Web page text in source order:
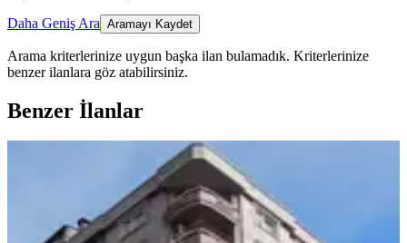
Daha Geniş Ara Aramayı Kaydet
Arama kriterlerinize uygun başka ilan bulamadık. Kriterlerinize
benzer ilanlara göz atabilirsiniz.
Benzer İlanlar
Turan Emlaktan Emniyet Müdürlüğü
Yanında 3.kat-165.m²-3+1-daire
Satılık